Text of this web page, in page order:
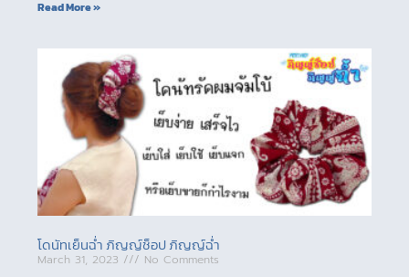
Read More »
โดนัทเย็นฉ่ำ ภิญญ์ช็อป ภิญญ์ฉ่ำ
March 31, 2023 No Comments